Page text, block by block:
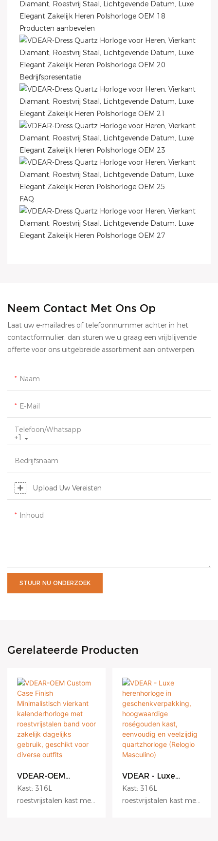
Producten aanbevelen
Bedrijfspresentatie
FAQ
Neem Contact Met Ons Op
Laat uw e-mailadres of telefoonnummer achter in het
contactformulier, dan sturen we u graag een vrijblijvende
offerte voor ons uitgebreide assortiment aan ontwerpen.
Naam
E-Mail
+1
Telefoon/whatsapp
Bedrijfsnaam
Upload Uw Vereisten
Inhoud
STUUR NU ONDERZOEK
Gerelateerde Producten
VDEAR-OEM
Custom Case Finish
Minimalistisch
vierkant
Kast: 316L
roestvrijstalen kast met
VDEAR - Luxe
herenhorloge in
geschenkverpakkin
g, hoogwaardige
Kast: 316L
roestvrijstalen kast met